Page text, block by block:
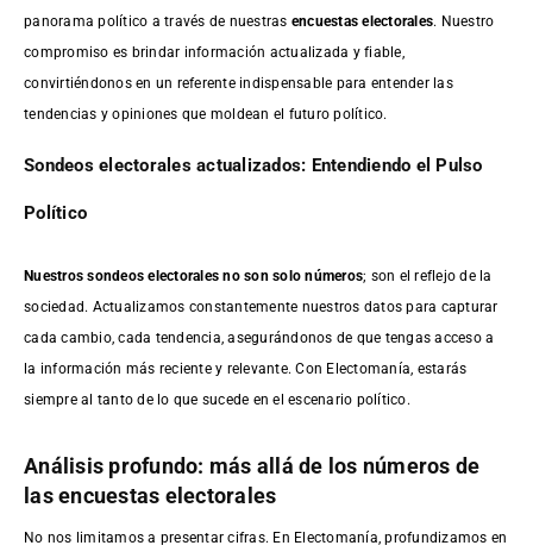
panorama político a través de nuestras encuestas electorales. Nuestro
compromiso es brindar información actualizada y fiable,
convirtiéndonos en un referente indispensable para entender las
tendencias y opiniones que moldean el futuro político.
Sondeos electorales actualizados: Entendiendo el Pulso
Político
Nuestros sondeos electorales no son solo números; son el reflejo de la
sociedad. Actualizamos constantemente nuestros datos para capturar
cada cambio, cada tendencia, asegurándonos de que tengas acceso a
la información más reciente y relevante. Con Electomanía, estarás
siempre al tanto de lo que sucede en el escenario político.
Análisis profundo: más allá de los números de
las encuestas electorales
No nos limitamos a presentar cifras. En Electomanía, profundizamos en